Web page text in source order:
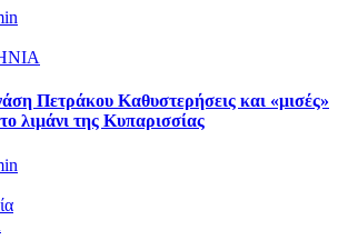
Πετράκου Καθυστερήσεις και «μισές»
λιμάνι της Κυπαρισσίας